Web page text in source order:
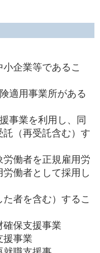
企業等であるこ
適用事業所がある
事業を利用し、同
（再受託含む）す
働者を正規雇用労
働者として採用し
者を含む）するこ
保支援事業
事業